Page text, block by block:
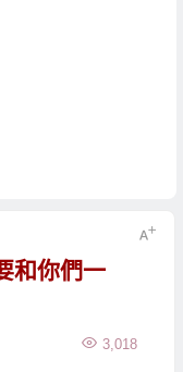
和你們一
3,018